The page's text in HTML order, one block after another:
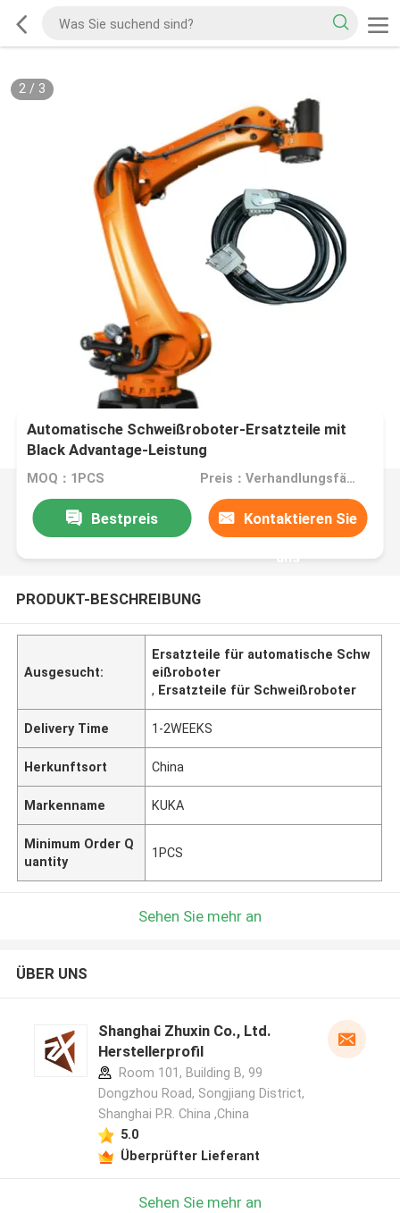
2/ 3
Automatische Schweißroboter-Ersatzteile mit
Black Advantage-Leistung
MOQ：1PCS Preis：Verhandlungsfähig
Bestpreis Kontaktieren Sie
uns
PRODUKT-BESCHREIBUNG
Ausgesucht:
Ersatzteile für automatische Schw
eißroboter
, Ersatzteile für Schweißroboter
Delivery Time 1-2WEEKS
Herkunftsort China
Markenname KUKA
Minimum Order Q
uantity
1PCS
Sehen Sie mehr an
ÜBER UNS
Shanghai Zhuxin Co., Ltd.
Herstellerprofil
Room 101, Building B, 99
Dongzhou Road, Songjiang District,
Shanghai P.R. China ,China
5.0
Überprüfter Lieferant
Sehen Sie mehr an